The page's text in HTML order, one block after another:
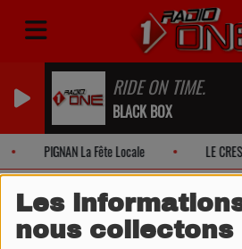
Les
nous collectons
RIDE ON TIME.
BLACK BOX
PIGNAN La Fête Locale LE